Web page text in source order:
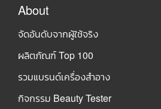
About
จัดอันดับจากผู้ใช้จริง
ผลิตภัณฑ์ Top 100
รวมแบรนด์เครื่องสำอาง
กิจกรรม Beauty Tester